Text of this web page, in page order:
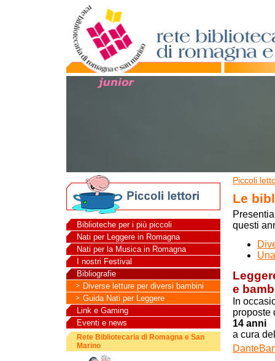
Piccoli
Le
questi
e
In
proposte
14 anni
a cura
Biblioteche per i più piccoli
Nati per Leggere in Romagna
Nati per la Musica in Romagna
I nostri Festival
Bibliografie
Diverse letture per diversi bambini
Guida Nati per Leggere
Link e Gaming
Eventi e news
Rete Bibliotecaria di Romagna e San
Marino